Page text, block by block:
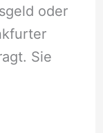
oder
Sie